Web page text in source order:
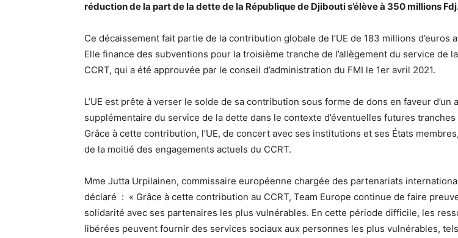
réduction de la part de la dette de la République de Djibouti s’élève à 350 millions
Ce décaissement fait partie de la contribution globale de l’UE de 183 millions d’euros
Elle finance des subventions pour la troisième tranche de l’allègement du service de
CCRT, qui a été approuvée par le conseil d’administration du FMI le 1er avril 2021.
L’UE est prête à verser le solde de sa contribution sous forme de dons en faveur d’un
supplémentaire du service de la dette dans le contexte d’éventuelles futures tranches
Grâce à cette contribution, l’UE, de concert avec ses institutions et ses États
de la moitié des engagements actuels du CCRT.
Mme Jutta Urpilainen, commissaire européenne chargée des partenariats
déclaré : « Grâce à cette contribution au CCRT, Team Europe continue de faire
solidarité avec ses partenaires les plus vulnérables. En cette période difficile, les
libérées peuvent fournir des services sociaux aux personnes les plus vulnérables, tels